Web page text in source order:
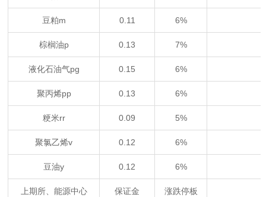
豆粕m 0.11 6%
棕榈油p 0.13 7%
液化石油气pg 0.15 6%
聚丙烯pp 0.13 6%
粳米rr 0.09 5%
聚氯乙烯v 0.12 6%
豆油y 0.12 6%
上期所、能源中心 保证金 涨跌停板